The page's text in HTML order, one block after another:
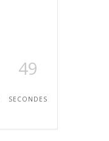
49
SECONDES